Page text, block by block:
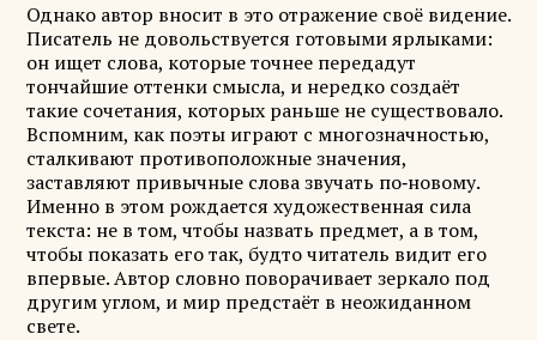
Однако автор вносит в это отражение своё видение.
Писатель не довольствуется готовыми ярлыками:
он ищет слова, которые точнее передадут
тончайшие оттенки смысла, и нередко создаёт
такие сочетания, которых раньше не существовало.
Вспомним, как поэты играют с многозначностью,
сталкивают противоположные значения,
заставляют привычные слова звучать по‑новому.
Именно в этом рождается художественная сила
текста: не в том, чтобы назвать предмет, а в том,
чтобы показать его так, будто читатель видит его
впервые. Автор словно поворачивает зеркало под
другим углом, и мир предстаёт в неожиданном
свете.